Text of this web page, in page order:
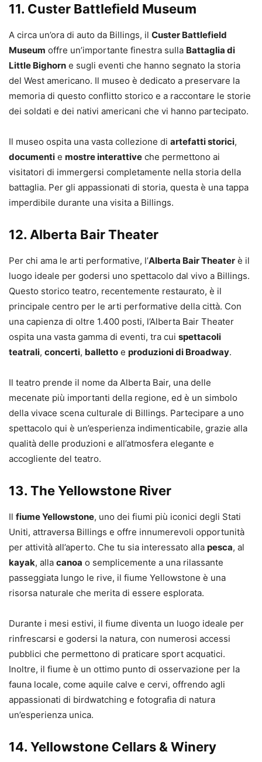
11. Custer Battlefield Museum
A circa un’ora di auto da Billings, il Custer Battlefield
Museum offre un’importante finestra sulla Battaglia di
Little Bighorn e sugli eventi che hanno segnato la storia
del West americano. Il museo è dedicato a preservare la
memoria di questo conflitto storico e a raccontare le storie
dei soldati e dei nativi americani che vi hanno partecipato.
Il museo ospita una vasta collezione di artefatti storici,
documenti e mostre interattive che permettono ai
visitatori di immergersi completamente nella storia della
battaglia. Per gli appassionati di storia, questa è una tappa
imperdibile durante una visita a Billings.
12. Alberta Bair Theater
Per chi ama le arti performative, l’Alberta Bair Theater è il
luogo ideale per godersi uno spettacolo dal vivo a Billings.
Questo storico teatro, recentemente restaurato, è il
principale centro per le arti performative della città. Con
una capienza di oltre 1.400 posti, l’Alberta Bair Theater
ospita una vasta gamma di eventi, tra cui spettacoli
teatrali, concerti, balletto e produzioni di Broadway.
Il teatro prende il nome da Alberta Bair, una delle
mecenate più importanti della regione, ed è un simbolo
della vivace scena culturale di Billings. Partecipare a uno
spettacolo qui è un’esperienza indimenticabile, grazie alla
qualità delle produzioni e all’atmosfera elegante e
accogliente del teatro.
13. The Yellowstone River
Il fiume Yellowstone, uno dei fiumi più iconici degli Stati
Uniti, attraversa Billings e offre innumerevoli opportunità
per attività all’aperto. Che tu sia interessato alla pesca, al
kayak, alla canoa o semplicemente a una rilassante
passeggiata lungo le rive, il fiume Yellowstone è una
risorsa naturale che merita di essere esplorata.
Durante i mesi estivi, il fiume diventa un luogo ideale per
rinfrescarsi e godersi la natura, con numerosi accessi
pubblici che permettono di praticare sport acquatici.
Inoltre, il fiume è un ottimo punto di osservazione per la
fauna locale, come aquile calve e cervi, offrendo agli
appassionati di birdwatching e fotografia di natura
un’esperienza unica.
14. Yellowstone Cellars & Winery